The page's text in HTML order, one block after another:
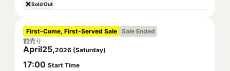
Sold Out
First-Come, First-Served Sale Sale Ended
前売り
April25,2026 (Saturday)
17:00 Start Time